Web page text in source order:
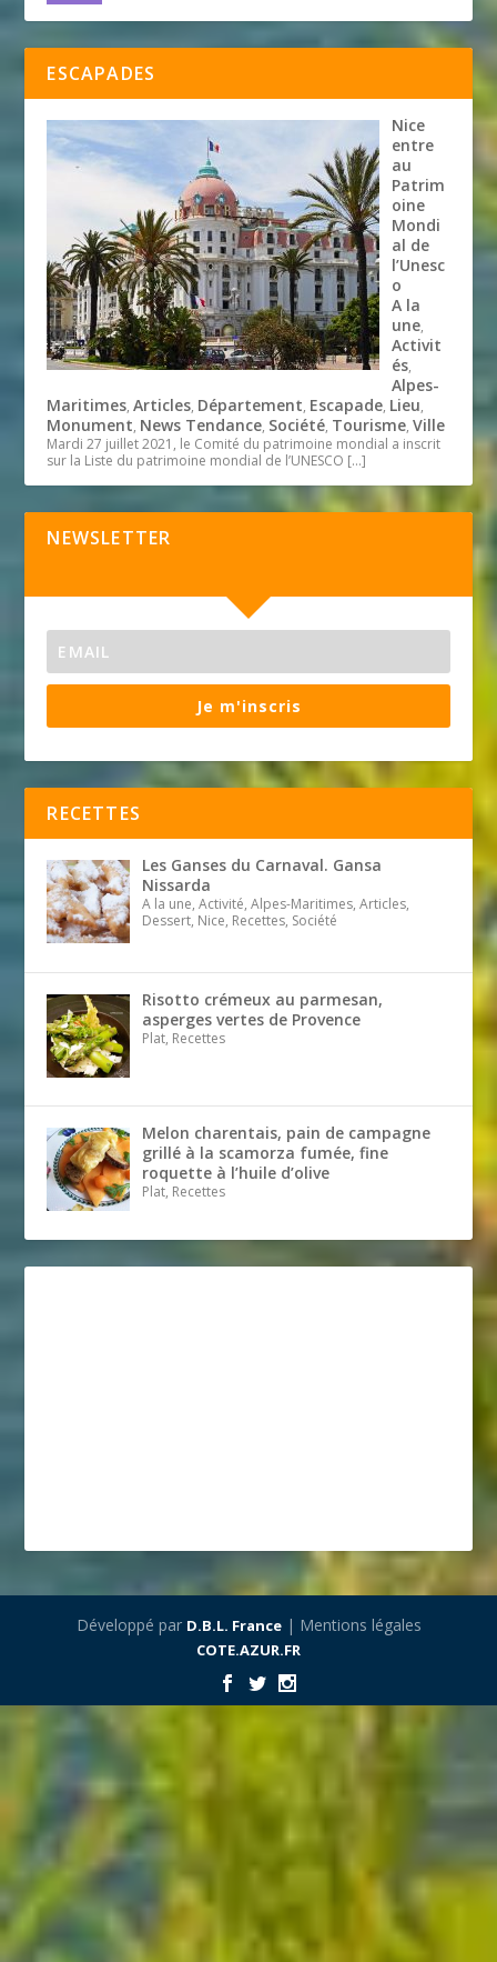
ESCAPADES
Nice
entre
au
Patrim
oine
Mondi
al de
l’Unesc
o
A la
une,
Activit
és,
Alpes-
Maritimes,Articles, Département, Escapade, Lieu,
Monument, News Tendance, Société, Tourisme,Ville
Mardi 27 juillet 2021, le Comité du patrimoine mondial a inscrit
sur la Liste du patrimoine mondial de l’UNESCO […]
NEWSLETTER
Je m'inscris
RECETTES
Les Ganses du Carnaval. Gansa
Nissarda
A la une, Activité, Alpes-Maritimes, Articles,
Dessert, Nice, Recettes, Société
Risotto crémeux au parmesan,
asperges vertes de Provence
Plat, Recettes
Melon charentais, pain de campagne
grillé à la scamorza fumée, fine
roquette à l’huile d’olive
Plat, Recettes
Développé par D.B.L. France| Mentions légales
COTE.AZUR.FR